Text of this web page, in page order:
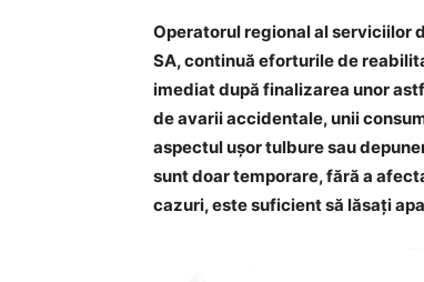
Operatorul regional al serviciilor
SA, continuă eforturile de
imediat după finalizarea unor
de avarii accidentale, unii
aspectul ușor tulbure sau
sunt doar temporare, fără a
cazuri, este suficient să lăsați